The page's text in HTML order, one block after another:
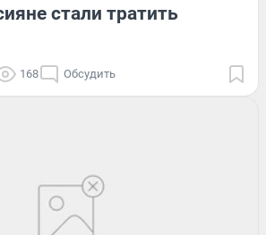
стали тратить
168 Обсудить